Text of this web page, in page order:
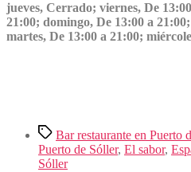
jueves, Cerrado; viernes, De
21:00; domingo, De 13:00 a
martes, De 13:00 a 21:00;
Etiquetas
Bar restaurante en Puerto
Puerto de Sóller, El sabor,
Sóller